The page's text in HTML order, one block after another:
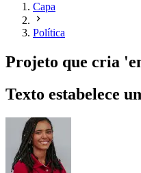
Capa
Política
Projeto que cria
Texto estabelece